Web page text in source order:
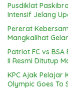
Pusdiklat
Intensif Jelang
Pererat
Mangkalihat
Patriot FC vs
II Resmi Ditutup
KPC Ajak Pelajar
Olympic Goes To